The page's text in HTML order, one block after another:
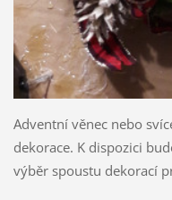
Adventní věnec nebo
dekorace. K dispozici
výběr spoustu dekorací